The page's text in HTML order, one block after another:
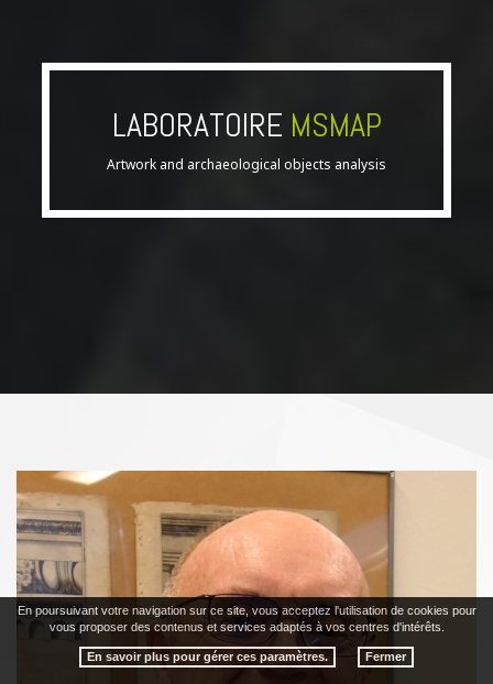
LABORATOIRE MSMAP
Artwork and archaeological objects analysis
En poursuivant votre navigation sur ce site, vous acceptez l'utilisation de cookies pour
vous proposer des contenus et services adaptés à vos centres d'intérêts.
En savoir plus pour gérer ces paramètres.